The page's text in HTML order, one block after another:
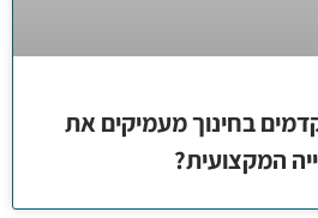
בחינוך מעמיקים את
המקצועית?